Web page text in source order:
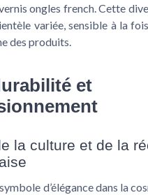
ongles french. Cette
variée, sensible à la
des produits.
et
la culture et de la
d’élégance dans la